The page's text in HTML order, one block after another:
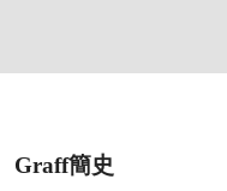
Graff簡史